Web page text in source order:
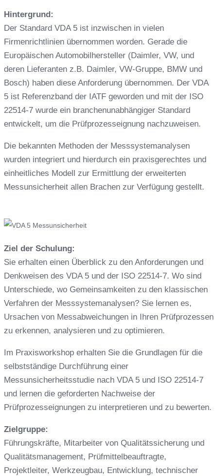
Hintergrund:
Der Standard VDA 5 ist inzwischen in vielen
Firmenrichtlinien übernommen worden. Gerade die
Europäischen Automobilhersteller (Daimler, VW, und
deren Lieferanten z.B. Daimler, VW-Gruppe, BMW und
Bosch) haben diese Anforderung übernommen. Der VDA
5 ist Referenzband der IATF geworden und mit der ISO
22514-7 wurde ein branchenunabhängiger Standard
entwickelt, um die Prüfprozesseignung nachzuweisen.
Die bekannten Methoden der Messsystemanalysen
wurden integriert und hierdurch ein praxisgerechtes und
einheitliches Modell zur Ermittlung der erweiterten
Messunsicherheit allen Brachen zur Verfügung gestellt.
Ziel der Schulung:
Sie erhalten einen Überblick zu den Anforderungen und
Denkweisen des VDA 5 und der ISO 22514-7. Wo sind
Unterschiede, wo Gemeinsamkeiten zu den klassischen
Verfahren der Messsystemanalysen? Sie lernen es,
Ursachen von Messabweichungen in Ihren Prüfprozessen
zu erkennen, analysieren und zu optimieren.
Im Praxisworkshop erhalten Sie die Grundlagen für die
selbstständige Durchführung einer
Messunsicherheitsstudie nach VDA 5 und ISO 22514-7
und lernen die geforderten Nachweise der
Prüfprozesseignungen zu interpretieren und zu bewerten.
Zielgruppe:
Führungskräfte, Mitarbeiter von Qualitätssicherung und
Qualitätsmanagement, Prüfmittelbeauftragte,
Projektleiter, Werkzeugbau, Entwicklung, technischer